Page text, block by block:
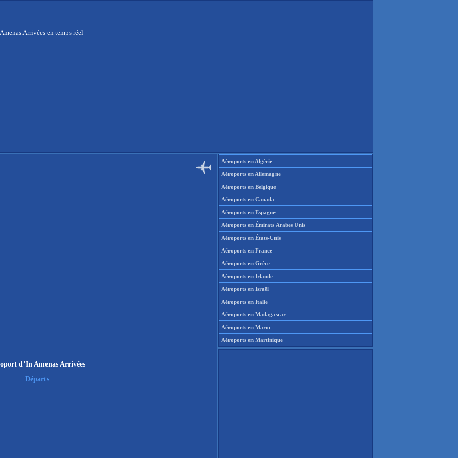
Arrivées en temps réel
d’In Amenas Arrivées
Départs
Aéroports en Algérie
Aéroports en Allemagne
Aéroports en Belgique
Aéroports en Canada
Aéroports en Espagne
Aéroports en Émirats Arabes Unis
Aéroports en États-Unis
Aéroports en France
Aéroports en Grèce
Aéroports en Irlande
Aéroports en Israël
Aéroports en Italie
Aéroports en Madagascar
Aéroports en Maroc
Aéroports en Martinique